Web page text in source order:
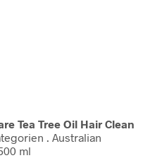
Tea Tree Oil Hair Clean
. Australian
ml